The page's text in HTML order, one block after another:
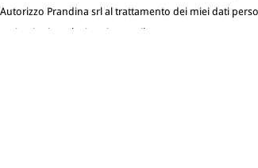
Autorizzo Prandina srl al trattamento dei miei dati
marketing via e-mail.